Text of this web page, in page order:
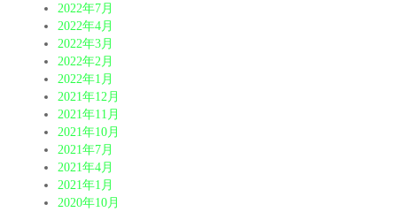
2022年7月
2022年4月
2022年3月
2022年2月
2022年1月
2021年12月
2021年11月
2021年10月
2021年7月
2021年4月
2021年1月
2020年10月